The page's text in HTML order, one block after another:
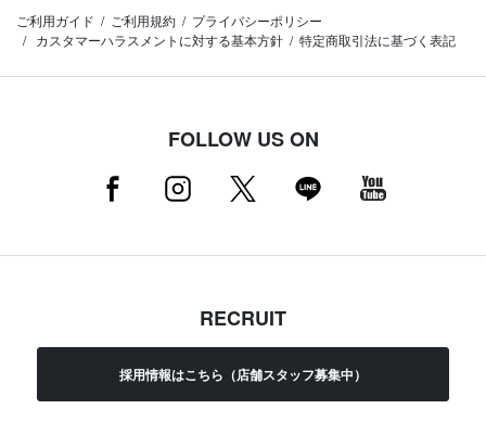
ご利用ガイド ご利用規約
プライバシーポリシー
カスタマーハラスメントに対する基本方針
特定商取引法に基づく表記
FOLLOW US ON
RECRUIT
採用情報はこちら（店舗スタッフ募集中）